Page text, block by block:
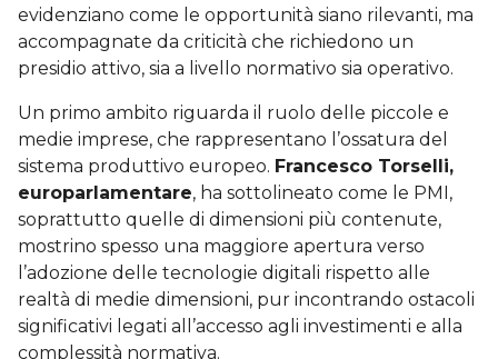
evidenziano come le opportunità siano rilevanti, ma
accompagnate da criticità che richiedono un
presidio attivo, sia a livello normativo sia operativo.
Un primo ambito riguarda il ruolo delle piccole e
medie imprese, che rappresentano l’ossatura del
sistema produttivo europeo. Francesco Torselli,
europarlamentare, ha sottolineato come le PMI,
soprattutto quelle di dimensioni più contenute,
mostrino spesso una maggiore apertura verso
l’adozione delle tecnologie digitali rispetto alle
realtà di medie dimensioni, pur incontrando ostacoli
significativi legati all’accesso agli investimenti e alla
complessità normativa.